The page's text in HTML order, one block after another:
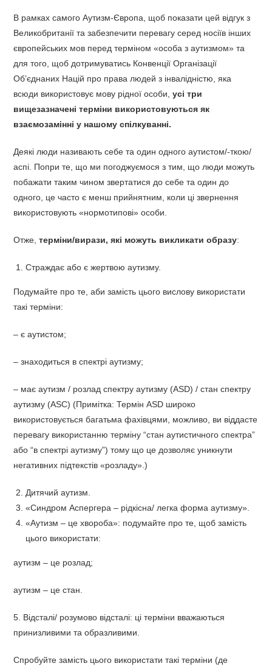
В рамках самого Аутизм-Європа, щоб показати цей відгук з
Великобританії та забезпечити перевагу серед носіїв інших
європейських мов перед терміном «особа з аутизмом» та
для того, щоб дотримуватись Конвенції Організації
Об’єднаних Націй про права людей з інвалідністю, яка
всюди використовує мову рідної особи,усі три
вищезазначені терміни використовуються як
взаємозамінні у нашому спілкуванні.
Деякі люди називають себе та один одного аутистом/-ткою/
аспі. Попри те, що ми погоджуємося з тим, що люди можуть
побажати таким чином звертатися до себе та один до
одного, це часто є менш прийнятним, коли ці звернення
використовують «нормотипові» особи.
Отже,терміни/вирази, які можуть викликати образу:
Страждає або є жертвою аутизму.
Подумайте про те, аби замість цього вислову використати
такі терміни:
– є аутистом;
– знаходиться в спектрі аутизму;
– має аутизм / розлад спектру аутизму (ASD) / стан спектру
аутизму (ASC) (Примітка: Термін ASD широко
використовується багатьма фахівцями, можливо, ви віддасте
перевагу використанню терміну “стан аутистичного спектра”
або “в спектрі аутизму”) тому що це дозволяє уникнути
негативних підтекстів «розладу».)
Дитячий аутизм.
«Синдром Аспергера – рідкісна/ легка форма аутизму».
«Аутизм – це хвороба»: подумайте про те, щоб замість
цього використати:
аутизм – це розлад;
аутизм – це стан.
5. Відсталі/ розумово відсталі: ці терміни вважаються
принизливими та образливими.
Спробуйте замість цього використати такі терміни (де